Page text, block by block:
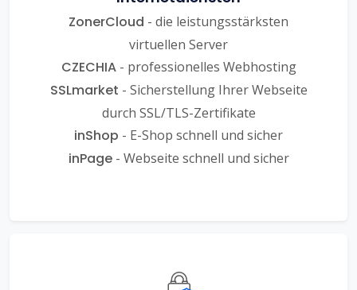
ZonerCloud - die leistungsstärksten
virtuellen Server
CZECHIA- professionelles Webhosting
SSLmarket - Sicherstellung Ihrer Webseite
durch SSL/TLS-Zertifikate
inShop - E-Shop schnell und sicher
inPage- Webseite schnell und sicher